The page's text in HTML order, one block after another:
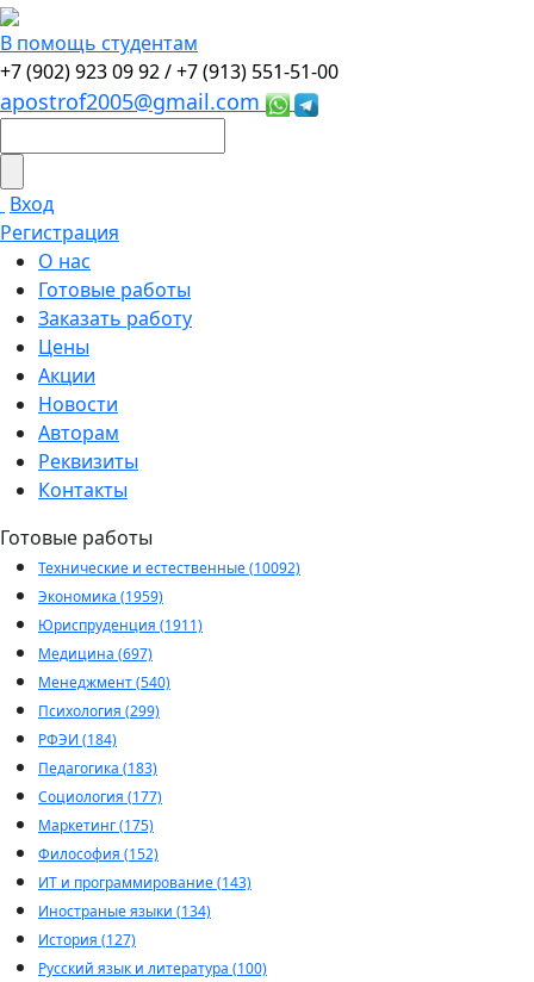
В помощь студентам
+7 (902) 923 09 92 /+7 (913) 551-51-00
apostrof2005@gmail.com
Вход
Регистрация
О нас
Готовые работы
Заказать работу
Цены
Акции
Новости
Авторам
Реквизиты
Контакты
Готовые работы
Технические и естественные (10092)
Экономика (1959)
Юриспруденция (1911)
Медицина (697)
Менеджмент (540)
Психология (299)
РФЭИ (184)
Педагогика (183)
Социология (177)
Маркетинг (175)
Философия (152)
ИТ и программирование (143)
Иностраные языки (134)
История (127)
Русский язык и литература (100)